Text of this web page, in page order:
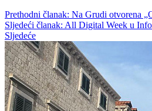
Prethodni članak: Na Grudi otvorena
Sljedeći članak: All Digital Week u
Sljedeće